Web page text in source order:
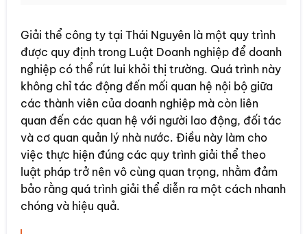
Giải thể công ty tại Thái Nguyên là một quy trình
được quy định trong Luật Doanh nghiệp để doanh
nghiệp có thể rút lui khỏi thị trường. Quá trình này
không chỉ tác động đến mối quan hệ nội bộ giữa
các thành viên của doanh nghiệp mà còn liên
quan đến các quan hệ với người lao động, đối tác
và cơ quan quản lý nhà nước. Điều này làm cho
việc thực hiện đúng các quy trình giải thể theo
luật pháp trở nên vô cùng quan trọng, nhằm đảm
bảo rằng quá trình giải thể diễn ra một cách nhanh
chóng và hiệu quả.